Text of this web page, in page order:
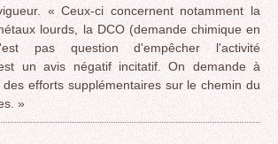
« Ceux-ci concernent notamment la
lourds, la DCO (demande chimique en
pas question d'empêcher l'activité
un avis négatif incitatif. On demande à
efforts supplémentaires sur le chemin du
»